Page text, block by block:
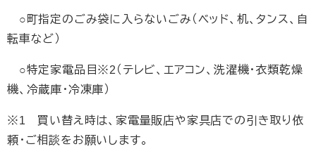
○町指定のごみ袋に入らないごみ（ベッド、机、タンス、自
転車など）
○特定家電品目※2（テレビ、エアコン、洗濯機・衣類乾燥
機、冷蔵庫・冷凍庫）
※1 買い替え時は、家電量販店や家具店での引き取り依
頼・ご相談をお願いします。